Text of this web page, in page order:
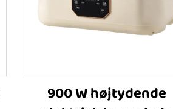
900 W højtydende